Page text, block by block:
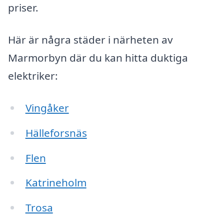
priser.
Här är några städer i närheten av
Marmorbyn där du kan hitta duktiga
elektriker:
Vingåker
Hälleforsnäs
Flen
Katrineholm
Trosa